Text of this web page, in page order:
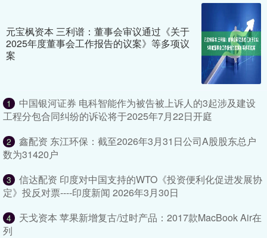
元宝枫资本 三利谱：董事会审议通过《关于
2025年度董事会工作报告的议案》等多项议
案
1
中国银河证券 电科智能作为被告被上诉人的3起涉及建设
工程分包合同纠纷的诉讼将于2025年7月22日开庭
2
鑫配资 东江环保：截至2026年3月31日公司A股股东总户
数为31420户
3
信达配资 印度对中国支持的WTO《投资便利化促进发展协
定》投反对票----印度新闻 2026年3月30日
4
天戈资本 苹果新增复古/过时产品：2017款MacBook Air在
列